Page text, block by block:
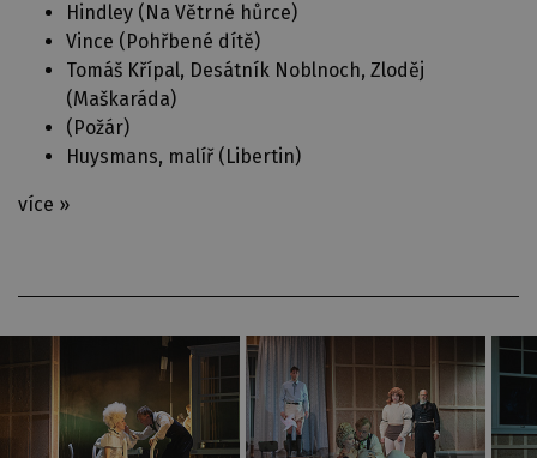
Hindley (Na Větrné hůrce)
Vince (Pohřbené dítě)
Tomáš Křípal, Desátník Noblnoch, Zloděj
(Maškaráda)
(Požár)
Huysmans, malíř (Libertin)
více »